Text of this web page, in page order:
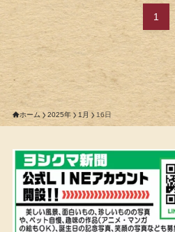
1
ホーム 2025年 1月 16日